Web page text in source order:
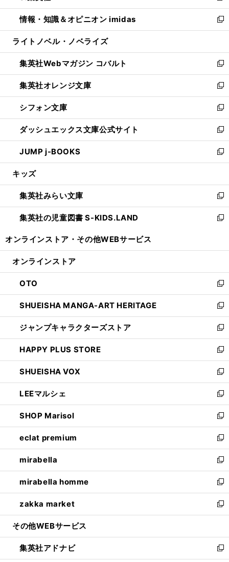
開
く
ウ
で
開
ン
ド
ウ
開
く
ウ
ィ
ン
ウ
で
開
く
し
い
ウ
ン
ド
ウ
で
開
く
情報・知識＆オピニオン imidas
新
し
ウ
ィ
ン
ド
ウ
で
開
く
ライトノベル・ノベライズ
集英社Webマガジン コバルト
新
し
い
ウ
ィ
ン
ド
ウ
で
開
集英社オレンジ文庫
新
し
い
ウ
ィ
ン
ド
ウ
開
く
シフォン文庫
新
し
い
ウ
ィ
ン
ウ
で
開
く
ダッシュエックス文庫公式サイト
新
し
い
ウ
ン
ド
ウ
で
JUMP j-BOOKS
新
し
ウ
ィ
ン
ド
開
キッズ
集英社みらい文庫
新
し
い
ン
ウ
で
開
く
集英社の児童図書 S-KIDS.LAND
新
ウ
ン
ド
ウ
で
開
く
オンラインストア・ その他WEBサービス
オンラインストア
OTO
新
し
い
ウ
ィ
ン
ド
ウ
で
開
く
SHUEISHA MANGA-ART HERITAGE
新
し
い
ウ
ィ
ン
ド
ウ
で
開
く
ジャンプキャラクターズストア
新
し
い
ウ
ィ
ン
ド
ウ
で
開
く
HAPPY PLUS STORE
新
し
い
ウ
ィ
ン
ド
ウ
で
開
く
SHUEISHA VOX
新
し
い
ウ
ィ
ン
ド
ウ
で
開
く
LEEマルシェ
新
し
い
ウ
ィ
ン
ド
ウ
で
開
く
SHOP Marisol
新
し
い
ウ
ィ
ン
ド
ウ
で
開
eclat premium
新
し
い
ウ
ィ
ン
ド
ウ
開
く
mirabella
新
し
い
ウ
ィ
ン
ウ
で
開
mirabella homme
新
し
い
ウ
ン
ド
ウ
zakka market
新
し
ウ
ィ
ン
その他WEBサービス
集英社アドナビ
新